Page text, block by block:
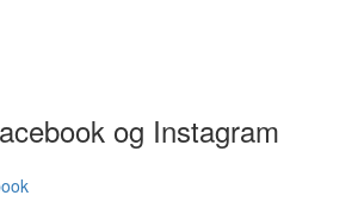
og Instagram